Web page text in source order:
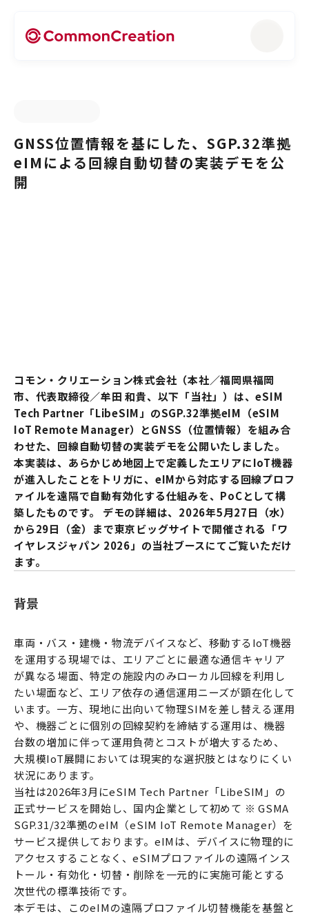
GNSS位置情報を基にした、SGP.32準拠
eIMによる回線自動切替の実装デモを公
開
コモン・クリエーション株式会社（本社／福岡県福岡
市、代表取締役／牟田 和貴、以下「当社」）は、eSIM
Tech Partner「LibeSIM」のSGP.32準拠eIM（eSIM
IoT Remote Manager）とGNSS（位置情報）を組み合
わせた、回線自動切替の実装デモを公開いたしました。
本実装は、あらかじめ地図上で定義したエリアにIoT機器
が進入したことをトリガに、eIMから対応する回線プロフ
ァイルを遠隔で自動有効化する仕組みを、PoCとして構
築したものです。 デモの詳細は、2026年5月27日（水）
から29日（金）まで東京ビッグサイトで開催される「ワ
イヤレスジャパン 2026」の当社ブースにてご覧いただけ
ます。
背景
車両・バス・建機・物流デバイスなど、移動するIoT機器
を運用する現場では、エリアごとに最適な通信キャリア
が異なる場面、特定の施設内のみローカル回線を利用し
たい場面など、エリア依存の通信運用ニーズが顕在化して
います。一方、現地に出向いて物理SIMを差し替える運用
や、機器ごとに個別の回線契約を締結する運用は、機器
台数の増加に伴って運用負荷とコストが増大するため、
大規模IoT展開においては現実的な選択肢とはなりにくい
状況にあります。
当社は2026年3月にeSIM Tech Partner「LibeSIM」の
正式サービスを開始し、国内企業として初めて ※ GSMA
SGP.31/32準拠のeIM（eSIM IoT Remote Manager）を
サービス提供しております。eIMは、デバイスに物理的に
アクセスすることなく、eSIMプロファイルの遠隔インス
トール・有効化・切替・削除を一元的に実施可能とする
次世代の標準技術です。
本デモは、このeIMの遠隔プロファイル切替機能を基盤と